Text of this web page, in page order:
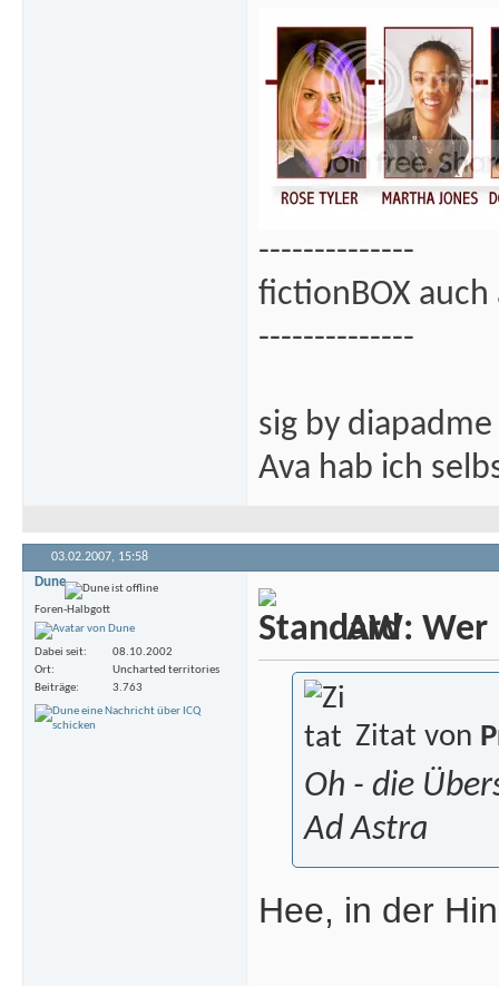
--------------
fictionBOX
--------------
sig by
Ava hab ich
03.02.2007, 15:58
Dune
Foren-Halbgott
Dabei seit
08.10.2002
Ort
Uncharted territories
Beiträge
3.763
AW: Wer
Zitat von
Oh - die
Ad Astra
Hee, in der